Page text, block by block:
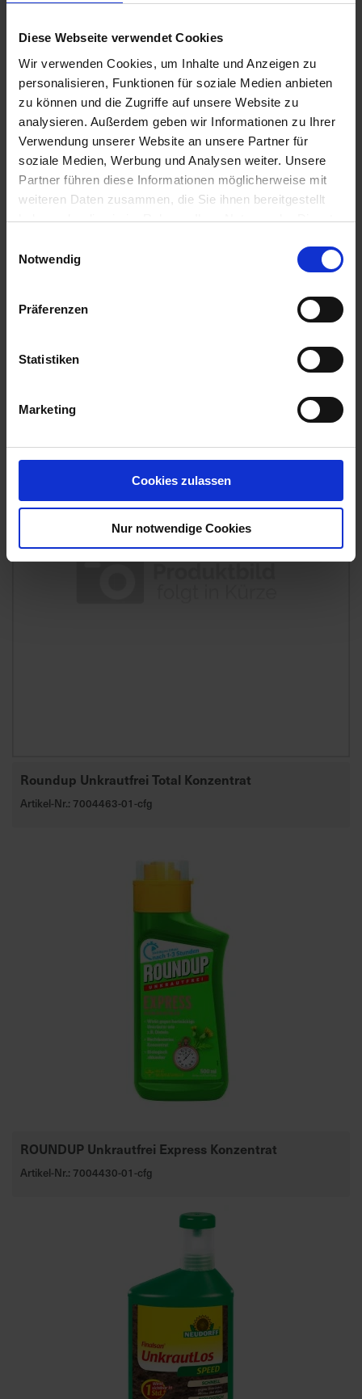
Diese Webseite verwendet Cookies
Wir verwenden Cookies, um Inhalte und Anzeigen zu
personalisieren, Funktionen für soziale Medien anbieten
zu können und die Zugriffe auf unsere Website zu
analysieren. Außerdem geben wir Informationen zu Ihrer
Verwendung unserer Website an unsere Partner für
soziale Medien, Werbung und Analysen weiter. Unsere
Partner führen diese Informationen möglicherweise mit
weiteren Daten zusammen, die Sie ihnen bereitgestellt
haben oder die sie im Rahmen Ihrer Nutzung der Dienste
Notwendig
Präferenzen
Statistiken
Marketing
Cookies zulassen
Nur notwendige Cookies
Finalsan UnkrautFrei Plus Mischdisplay 1 Display 28
ST
Roundup Unkrautfrei Total Konzentrat
Artikel-Nr.: 7004463-01-cfg
ROUNDUP Unkrautfrei Express Konzentrat
Artikel-Nr.: 7004430-01-cfg